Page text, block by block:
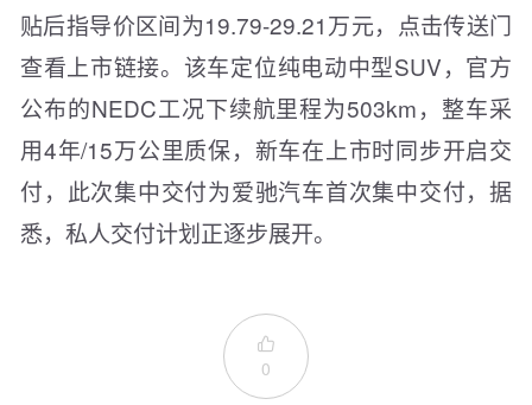
贴后指导价区间为19.79-29.21万元，点击传送门
查看上市链接。该车定位纯电动中型SUV，官方
公布的NEDC工况下续航里程为503km，整车采
用4年/15万公里质保，新车在上市时同步开启交
付，此次集中交付为爱驰汽车首次集中交付，据
悉，私人交付计划正逐步展开。

0